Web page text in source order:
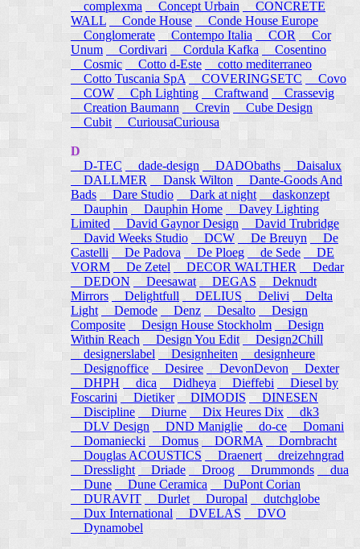
complexma
Concept Urbain
CONCRETE
WALL
Conde House
Conde House Europe
Conglomerate
Contempo Italia COR
Cor
Unum
Cordivari Cordula Kafka
Cosentino
Cosmic
Cotto d-Este
cotto mediterraneo
Cotto Tuscania SpA
COVERINGSETC
Covo
COW
Cph Lighting Craftwand
Crassevig
Creation Baumann
Crevin
Cube Design
Cubit
CuriousaCuriousa
D
D-TEC
dade-design DADObaths
Daisalux
DALLMER
Dansk Wilton
Dante-Goods And
Bads
Dare Studio Dark at night
daskonzept
Dauphin
Dauphin Home
Davey Lighting
Limited
David Gaynor Design
David Trubridge
David Weeks Studio
DCW De Breuyn
De
Castelli
De Padova De Ploeg de Sede
DE
VORM
De Zetel DECOR WALTHER
Dedar
DEDON
Deesawat DEGAS
Deknudt
Mirrors
Delightfull DELIUS Delivi
Delta
Light
Demode Denz Desalto
Design
Composite
Design House Stockholm
Design
Within Reach
Design You Edit
Design2Chill
designerslabel
Designheiten
designheure
Designoffice
Desiree DevonDevon
Dexter
DHPH
dica Didheya Dieffebi
Diesel by
Foscarini
Dietiker DIMODIS
DINESEN
Discipline
Diurne Dix Heures Dix
dk3
DLV Design
DND Maniglie do-ce
Domani
Domaniecki
Domus DORMA
Dornbracht
Douglas ACOUSTICS
Draenert
dreizehngrad
Dresslight Driade Droog Drummonds
dua
Dune
Dune Ceramica
DuPont Corian
DURAVIT
Durlet Duropal
dutchglobe
Dux International
DVELAS
DVO
Dynamobel